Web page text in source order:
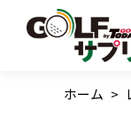
ホーム >